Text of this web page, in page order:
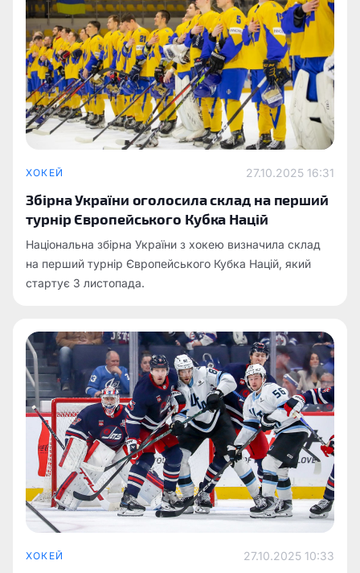
ХОКЕЙ 27.10.2025 16:31
Збірна України оголосила склад на перший
турнір Європейського Кубка Націй
Національна збірна України з хокею визначила склад
на перший турнір Європейського Кубка Націй, який
стартує 3 листопада.
ХОКЕЙ 27.10.2025 10:33